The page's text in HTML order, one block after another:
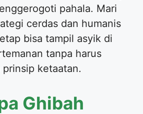
pahala. Mari
cerdas dan humanis
bisa tampil asyik di
tanpa harus
ketaatan.
Ghibah